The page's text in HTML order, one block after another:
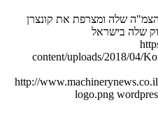
שלה ומצרפת את קונצרן
שלה בישראל
content/uploads/2018/04/
http://
logo.png